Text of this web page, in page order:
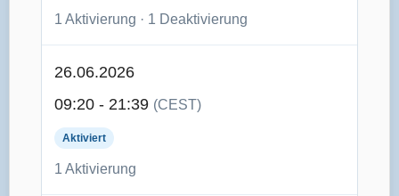
1 Aktivierung · 1 Deaktivierung
26.06.2026
09:20 - 21:39 (CEST)
Aktiviert
1 Aktivierung